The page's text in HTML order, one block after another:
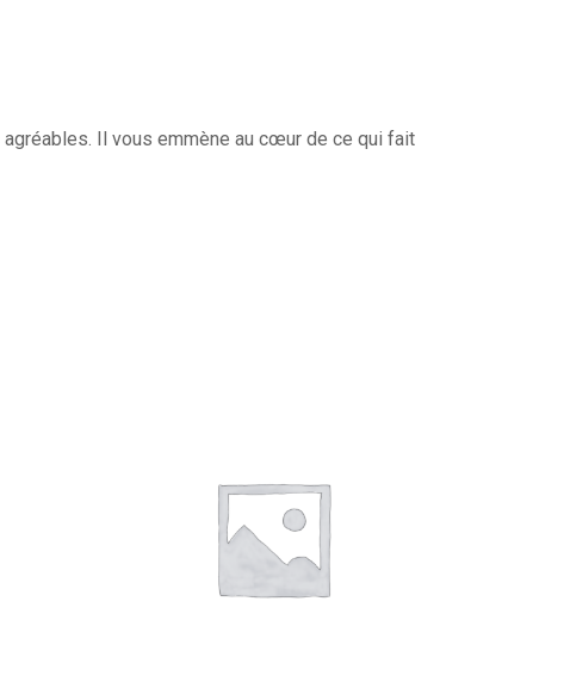
Il vous emmène au cœur de ce qui fait